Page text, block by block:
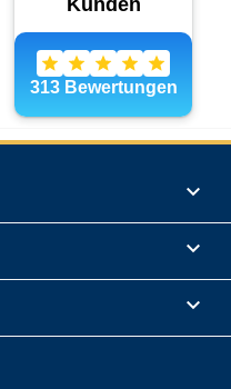


